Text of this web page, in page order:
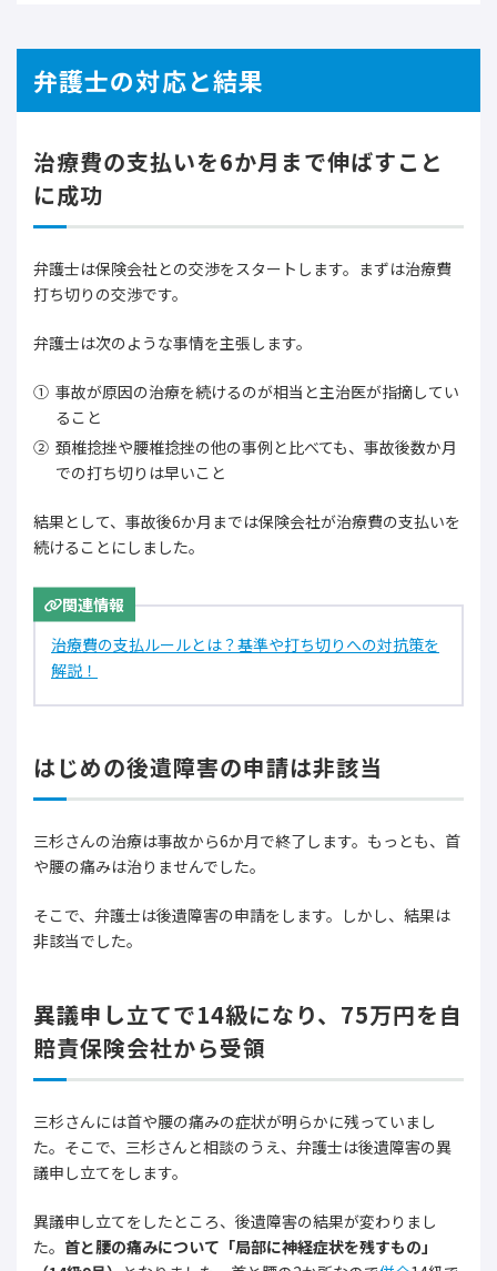
弁護士の対応と結果
治療費の支払いを6か月まで伸ばすこと
に成功
弁護士は保険会社との交渉をスタートします。まずは治療費
打ち切りの交渉です。
弁護士は次のような事情を主張します。
事故が原因の治療を続けるのが相当と主治医が指摘してい
ること
頚椎捻挫や腰椎捻挫の他の事例と比べても、事故後数か月
での打ち切りは早いこと
結果として、事故後6か月までは保険会社が治療費の支払いを
続けることにしました。
関連情報
治療費の支払ルールとは？基準や打ち切りへの対抗策を
解説！
はじめの後遺障害の申請は非該当
三杉さんの治療は事故から6か月で終了します。もっとも、首
や腰の痛みは治りませんでした。
そこで、弁護士は後遺障害の申請をします。しかし、結果は
非該当でした。
異議申し立てで14級になり、75万円を自
賠責保険会社から受領
三杉さんには首や腰の痛みの症状が明らかに残っていまし
た。そこで、三杉さんと相談のうえ、弁護士は後遺障害の異
議申し立てをします。
異議申し立てをしたところ、後遺障害の結果が変わりまし
た。 首と腰の痛みについて「局部に神経症状を残すもの」